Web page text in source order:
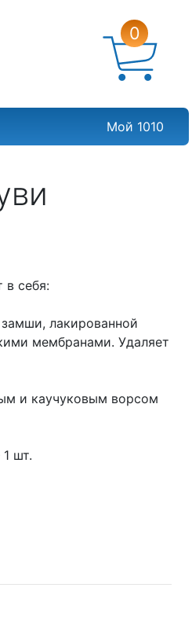
0
Мой 1010
в себя:
лакированной
мембранами. Удаляет
и каучуковым ворсом
шт.